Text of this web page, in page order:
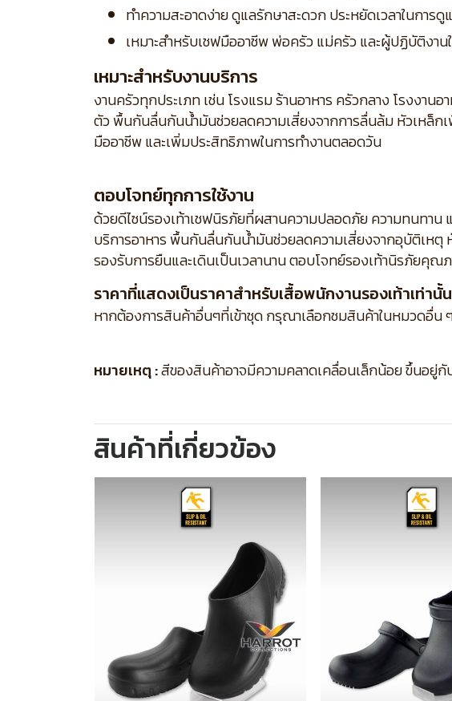
ทำความสะอาดง่าย ดูแลรักษาสะดวก ประหยัดเวลาในการดู
เหมาะสำหรับเชฟมืออาชีพ พ่อครัว แม่ครัว และผู้ปฏิบัติง
เหมาะสำหรับงานบริการ
งานครัวทุกประเภท เช่น โรงแรม ร้านอาหาร ครัวกลาง โรงงา
ตัว พื้นกันลื่นกันน้ำมันช่วยลดความเสี่ยงจากการลื่นล้ม หัวเหล็
มืออาชีพ และเพิ่มประสิทธิภาพในการทำงานตลอดวัน
ตอบโจทย์ทุกการใช้งาน
ด้วยดีไซน์รองเท้าเชฟนิรภัยที่ผสานความปลอดภัย ความทนทาน แ
บริการอาหาร พื้นกันลื่นกันน้ำมันช่วยลดความเสี่ยงจากอุบัติเห
รองรับการยืนและเดินเป็นเวลานาน ตอบโจทย์รองเท้านิรภัยคุ
ราคาที่แสดงเป็นราคาสำหรับเสื้อพนักงานรองเท้าเท่านั้น
หากต้องการสินค้าอื่นๆที่เข้าชุด กรุณาเลือกชมสินค้าในหมวดอื่น
หมายเหตุ :สีของสินค้าอาจมีความคลาดเคลื่อนเล็กน้อย ขึ้นอยู่กั
สินค้าที่เกี่ยวข้อง